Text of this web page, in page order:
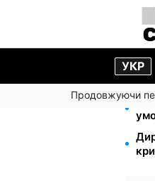
УКР
Продовжуючи